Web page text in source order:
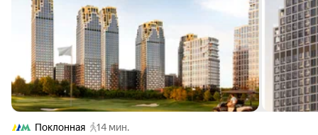
Поклонная
14 мин.